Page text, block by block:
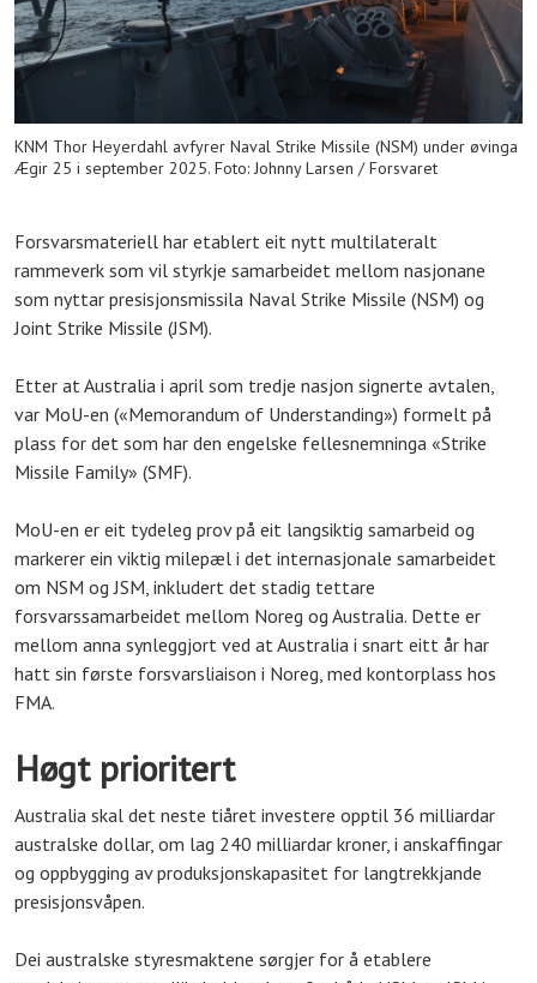
KNM Thor Heyerdahl avfyrer Naval Strike Missile (NSM) under øvinga
Ægir 25 i september 2025. Foto: Johnny Larsen / Forsvaret
Forsvarsmateriell har etablert eit nytt multilateralt
rammeverk som vil styrkje samarbeidet mellom nasjonane
som nyttar presisjonsmissila Naval Strike Missile (NSM) og
Joint Strike Missile (JSM).
Etter at Australia i april som tredje nasjon signerte avtalen,
var MoU-en («Memorandum of Understanding») formelt på
plass for det som har den engelske fellesnemninga «Strike
Missile Family» (SMF).
MoU-en er eit tydeleg prov på eit langsiktig samarbeid og
markerer ein viktig milepæl i det internasjonale samarbeidet
om NSM og JSM, inkludert det stadig tettare
forsvarssamarbeidet mellom Noreg og Australia. Dette er
mellom anna synleggjort ved at Australia i snart eitt år har
hatt sin første forsvarsliaison i Noreg, med kontorplass hos
FMA.
Høgt prioritert
Australia skal det neste tiåret investere opptil 36 milliardar
australske dollar, om lag 240 milliardar kroner, i anskaffingar
og oppbygging av produksjonskapasitet for langtrekkjande
presisjonsvåpen.
Dei australske styresmaktene sørgjer for å etablere